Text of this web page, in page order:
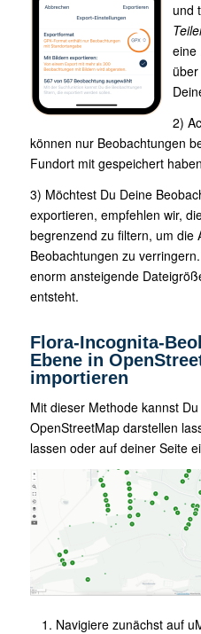
und
eine
2)
können nur Beobachtungen
Fundort mit gespeichert
3) Möchtest Du Deine
exportieren, empfehlen wir,
begrenzend zu filtern, um die
Beobachtungen zu
enorm ansteigende
entsteht.
Flora-Incognita-
Ebene in
importieren
Mit dieser Methode kannst
OpenStreetMap darstellen
lassen oder auf deiner Seite
Navigiere zunächst auf